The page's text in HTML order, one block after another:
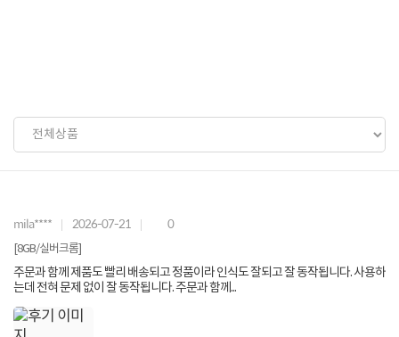
mila**** 2026-07-21 0
[8GB/실버크롬]
주문과 함께 제품도 빨리 배송되고 정품이라 인식도 잘되고 잘 동작됩니다. 사용하
는데 전혀 문제 없이 잘 동작됩니다. 주문과 함께...